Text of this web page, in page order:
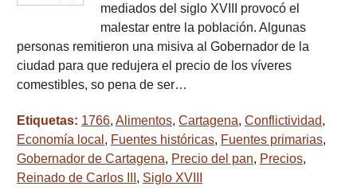
mediados del siglo XVIII provocó el
malestar entre la población. Algunas
personas remitieron una misiva al Gobernador de la
ciudad para que redujera el precio de los víveres
comestibles, so pena de ser…
Etiquetas: 1766, Alimentos, Cartagena, Conflictividad,
Economía local , Fuentes históricas, Fuentes primarias,
Gobernador de Cartagena, Precio del pan, Precios,
Reinado de Carlos III , Siglo XVIII